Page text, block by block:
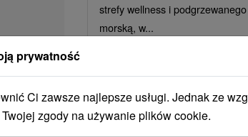
strefy wellness i
morską, w...
prywatność
Ci zawsze najlepsze usługi. Jednak ze
zgody na używanie plików cookie.